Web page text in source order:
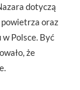
dotyczą
oraz
Polsce. Być
że